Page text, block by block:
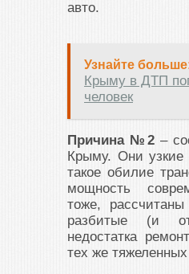
авто.
Узнайте
Крыму в ДТП
человек
Причина №2–
Крыму. Они узкие
такое обилие
мощность
тоже,
разбитые (и
недостатка
тех же